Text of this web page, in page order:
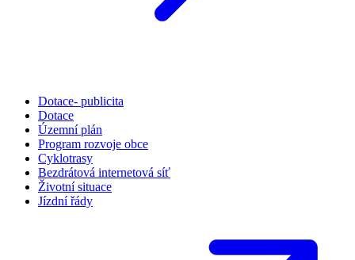
Dotace- publicita
Dotace
Územní plán
Program rozvoje obce
Cyklotrasy
Bezdrátová internetová síť
Životní situace
Jízdní řády